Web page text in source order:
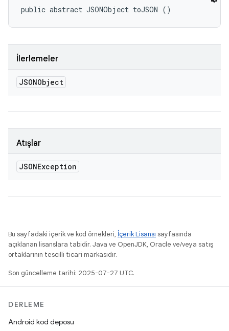
public abstract JSONObject toJSON ()
İlerlemeler
JSONObject
Atışlar
JSONException
Bu sayfadaki içerik ve kod örnekleri, İçerik Lisansı sayfasında
açıklanan lisanslara tabidir. Java ve OpenJDK, Oracle ve/veya satış
ortaklarının tescilli ticari markasıdır.
Son güncelleme tarihi: 2025-07-27 UTC.
DERLEME
Android kod deposu